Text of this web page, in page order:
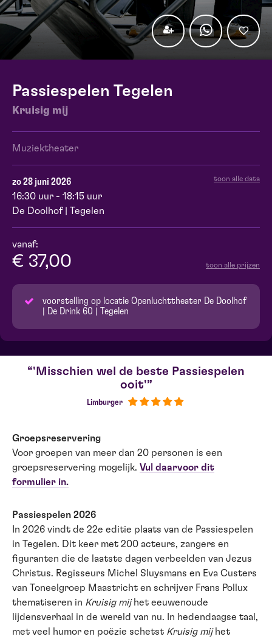
Passiespelen Tegelen
Kruisig mij
Muziektheater
zo 28 juni 2026 toon alle data
16:30 uur - 18:15 uur
De Doolhof | Tegelen
vanaf:
€ 37,00 toon alle prijzen
voorstelling op locatie Openluchttheater De Doolhof
| De Drink 60 | Tegelen
'Misschien wel de beste Passiespelen
ooit'
Limburger
Groepsreservering
Voor groepen van meer dan 20 personen is een
groepsreservering mogelijk. Vul daarvoor dit
formulier in.
Passiespelen 2026
In 2026 vindt de 22e editie plaats van de Passiespelen
in Tegelen. Dit keer met 200 acteurs, zangers en
figuranten die de laatste dagen verbeelden van Jezus
Christus. Regisseurs Michel Sluysmans en Eva Custers
van Toneelgroep Maastricht en schrijver Frans Pollux
thematiseren in Kruisig mijhet eeuwenoude
lijdensverhaal in de wereld van nu. In hedendaagse taal,
met veel humor en poëzie schetst Kruisig mijhet